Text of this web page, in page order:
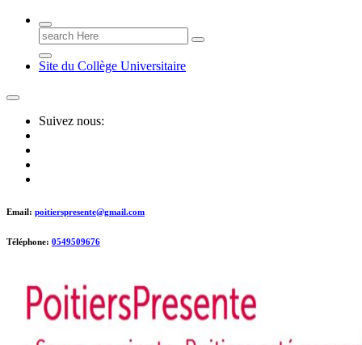
Search
for:
Site du Collège Universitaire
Suivez nous:
Email: poitierspresente@gmail.com
Téléphone: 0549509676